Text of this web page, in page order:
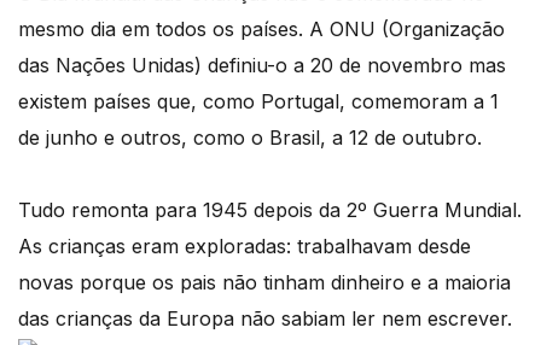
mesmo dia em todos os países. A ONU (Organização
das Nações Unidas) definiu-o a 20 de novembro mas
existem países que, como Portugal, comemoram a 1
de junho e outros, como o Brasil, a 12 de outubro.
Tudo remonta para 1945 depois da 2º Guerra Mundial.
As crianças eram exploradas: trabalhavam desde
novas porque os pais não tinham dinheiro e a maioria
das crianças da Europa não sabiam ler nem escrever.